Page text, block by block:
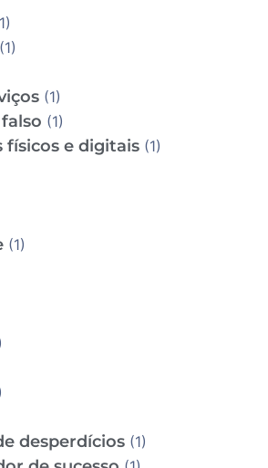
(1)
(1)
(1)
e digitais (1)
(1)
desperdícios (1)